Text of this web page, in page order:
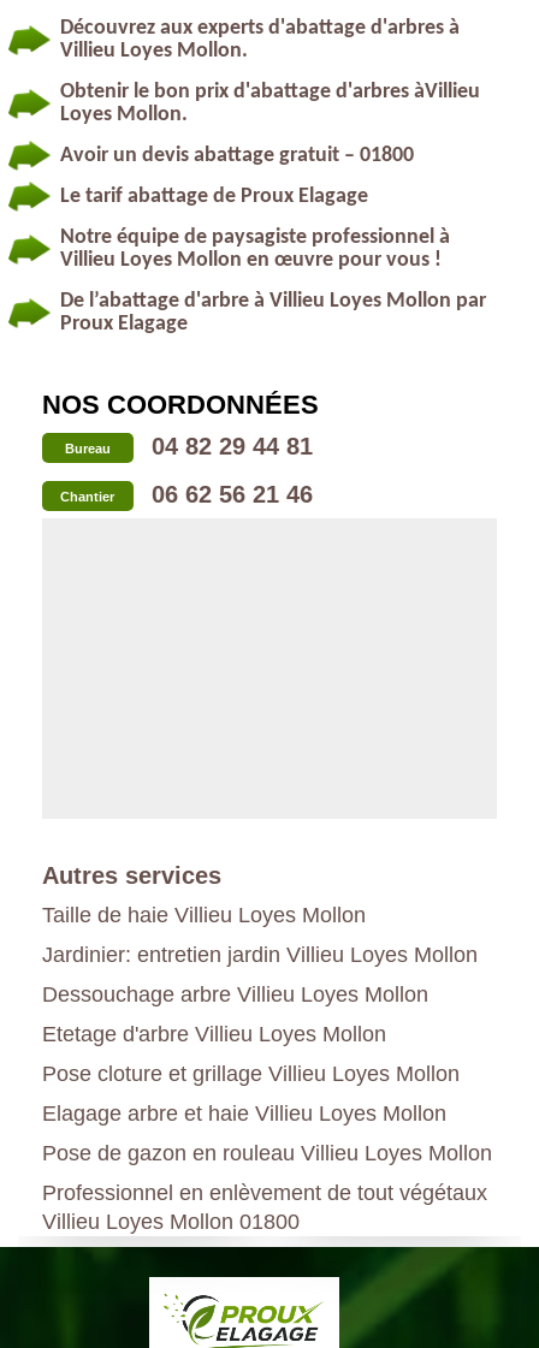
Découvrez aux experts d'abattage d'arbres à
Villieu Loyes Mollon.
Obtenir le bon prix d'abattage d'arbres àVillieu
Loyes Mollon.
Avoir un devis abattage gratuit – 01800
Le tarif abattage de Proux Elagage
Notre équipe de paysagiste professionnel à
Villieu Loyes Mollon en œuvre pour vous !
De l’abattage d'arbre à Villieu Loyes Mollon par
Proux Elagage
NOS COORDONNÉES
Bureau 04 82 29 44 81
Chantier 06 62 56 21 46
Autres services
Taille de haie Villieu Loyes Mollon
Jardinier: entretien jardin Villieu Loyes Mollon
Dessouchage arbre Villieu Loyes Mollon
Etetage d'arbre Villieu Loyes Mollon
Pose cloture et grillage Villieu Loyes Mollon
Elagage arbre et haie Villieu Loyes Mollon
Pose de gazon en rouleau Villieu Loyes Mollon
Professionnel en enlèvement de tout végétaux
Villieu Loyes Mollon 01800